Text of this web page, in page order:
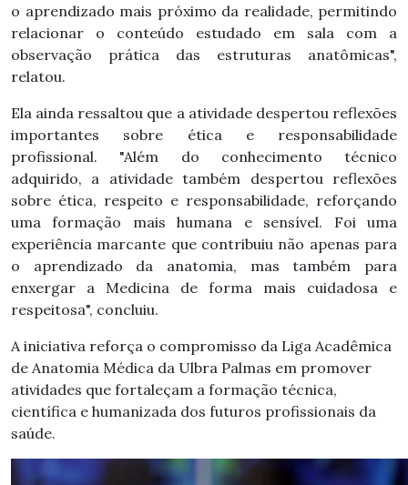
o aprendizado mais próximo da realidade, permitindo
relacionar o conteúdo estudado em sala com a
observação prática das estruturas anatômicas",
relatou.
Ela ainda ressaltou que a atividade despertou reflexões
importantes sobre ética e responsabilidade
profissional. "Além do conhecimento técnico
adquirido, a atividade também despertou reflexões
sobre ética, respeito e responsabilidade, reforçando
uma formação mais humana e sensível. Foi uma
experiência marcante que contribuiu não apenas para
o aprendizado da anatomia, mas também para
enxergar a Medicina de forma mais cuidadosa e
respeitosa", concluiu.
A iniciativa reforça o compromisso da Liga Acadêmica
de Anatomia Médica da Ulbra Palmas em promover
atividades que fortaleçam a formação técnica,
científica e humanizada dos futuros profissionais da
saúde.